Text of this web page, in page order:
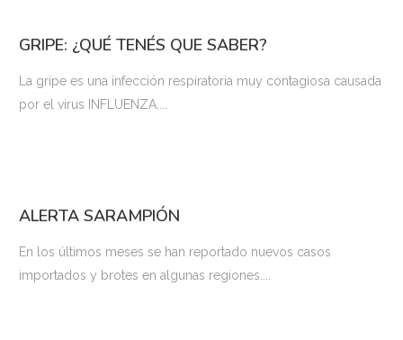
GRIPE: ¿QUÉ TENÉS QUE SABER?
La gripe es una infección respiratoria muy contagiosa causada
por el virus INFLUENZA....
ALERTA SARAMPIÓN
En los últimos meses se han reportado nuevos casos
importados y brotes en algunas regiones....